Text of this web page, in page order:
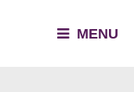
MENU